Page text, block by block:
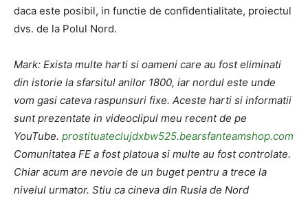
daca este posibil, in functie de confidentialitate, proiectul
dvs. de la Polul Nord.
Mark: Exista multe harti si oameni care au fost eliminati
din istorie la sfarsitul anilor 1800, iar nordul este unde
vom gasi cateva raspunsuri fixe. Aceste harti si informatii
sunt prezentate in videoclipul meu recent de pe
YouTube. prostituateclujdxbw525.bearsfanteamshop.com
Comunitatea FE a fost platoua si multe au fost controlate.
Chiar acum are nevoie de un buget pentru a trece la
nivelul urmator. Stiu ca cineva din Rusia de Nord